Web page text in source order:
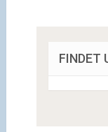
FINDET